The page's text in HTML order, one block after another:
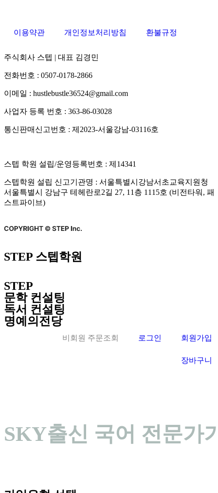
이용약관 개인정보처리방침 환불규정
주식회사 스텝 | 대표 김경민
전화번호 : 0507-0178-2866
이메일 : hustlebustle36524@gmail.com
사업자 등록 번호 : 363-86-03028
통신판매신고번호 : 제2023-서울강남-03116호
스텝 학원 설립/운영등록번호 : 제14341
스텝학원 설립 신고기관명 : 서울특별시강남서초교육지원청
서울특별시 강남구 테헤란로2길 27, 11층 1115호 (비전타워, 패
스트파이브)
STEP 스텝학원
STEP
문학 컨설팅
독서 컨설팅
명예의전당
비회원 주문조회 로그인 회원가입
장바구니
SKY출신 국어 전문가